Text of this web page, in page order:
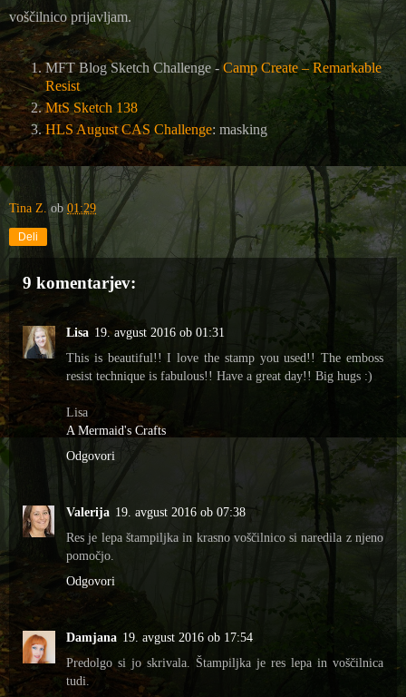
voščilnico prijavljam.
MFT Blog Sketch Challenge - Camp Create – Remarkable
Resist
MtS Sketch 138
HLS August CAS Challenge: masking
Tina Z. ob 01:29
Deli
9 komentarjev:
Lisa 19. avgust 2016 ob 01:31
This is beautiful!! I love the stamp you used!! The emboss
resist technique is fabulous!! Have a great day!! Big hugs :)
Lisa
A Mermaid's Crafts
Odgovori
Valerija 19. avgust 2016 ob 07:38
Res je lepa štampiljka in krasno voščilnico si naredila z njeno
pomočjo.
Odgovori
Damjana 19. avgust 2016 ob 17:54
Predolgo si jo skrivala. Štampiljka je res lepa in voščilnica
tudi.